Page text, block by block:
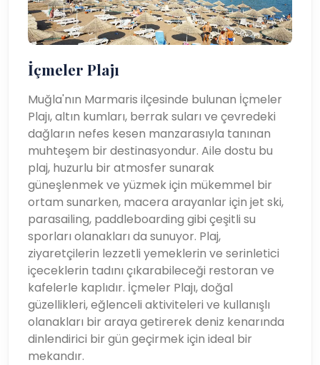
İçmeler Plajı
Muğla'nın Marmaris ilçesinde bulunan İçmeler
Plajı, altın kumları, berrak suları ve çevredeki
dağların nefes kesen manzarasıyla tanınan
muhteşem bir destinasyondur. Aile dostu bu
plaj, huzurlu bir atmosfer sunarak
güneşlenmek ve yüzmek için mükemmel bir
ortam sunarken, macera arayanlar için jet ski,
parasailing, paddleboarding gibi çeşitli su
sporları olanakları da sunuyor. Plaj,
ziyaretçilerin lezzetli yemeklerin ve serinletici
içeceklerin tadını çıkarabileceği restoran ve
kafelerle kaplıdır. İçmeler Plajı, doğal
güzellikleri, eğlenceli aktiviteleri ve kullanışlı
olanakları bir araya getirerek deniz kenarında
dinlendirici bir gün geçirmek için ideal bir
mekandır.